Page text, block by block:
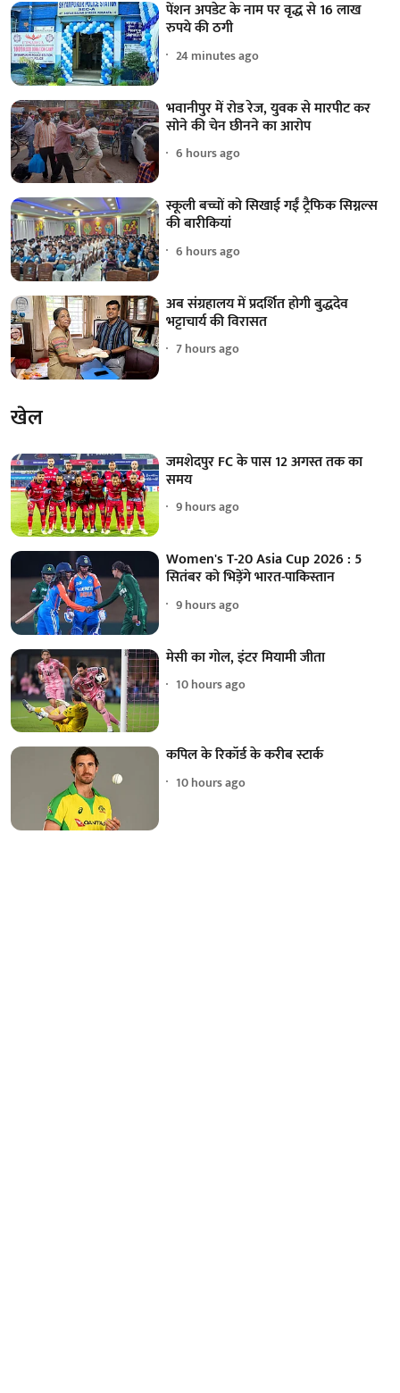
पेंशन अपडेट के नाम पर वृद्ध से 16 लाख
रुपये की ठगी
24 minutes ago
भवानीपुर में रोड रेज, युवक से मारपीट कर
सोने की चेन छीनने का आरोप
6 hours ago
स्कूली बच्चों को सिखाई गईं ट्रैफिक सिग्नल्स
की बारीकियां
6 hours ago
अब संग्रहालय में प्रदर्शित होगी बुद्धदेव
भट्टाचार्य की विरासत
7 hours ago
खेल
जमशेदपुर FC के पास 12 अगस्त तक का
समय
9 hours ago
Women's T-20 Asia Cup 2026 : 5
सितंबर को भिड़ेंगे भारत-पाकिस्तान
9 hours ago
मेसी का गोल, इंटर मियामी जीता
10 hours ago
कपिल के रिकॉर्ड के करीब स्टार्क
10 hours ago